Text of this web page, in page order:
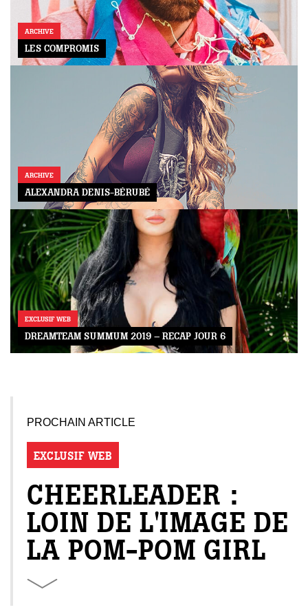
ARCHIVE
LES COMPROMIS
ARCHIVE
ALEXANDRA DENIS-BÉRUBÉ
EXCLUSIF WEB
DREAMTEAM SUMMUM 2019 – RECAP JOUR 6
PROCHAIN ARTICLE
EXCLUSIF WEB
CHEERLEADER :
LOIN DE L'IMAGE DE
LA POM-POM GIRL